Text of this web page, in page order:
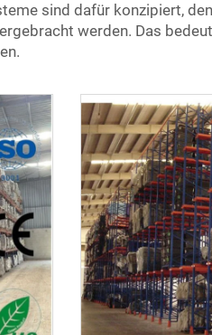
sind dafür konzipiert,
werden. Das